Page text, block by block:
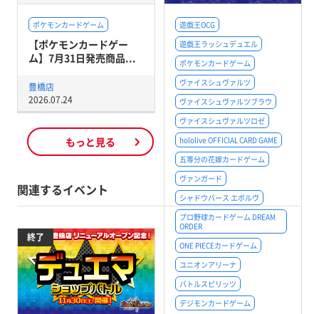
遊戯王OCG
遊戯王ラッシュデュエル
ポケモンカードゲーム
ヴァイスシュヴァルツ
ヴァイスシュヴァルツブラウ
ヴァイスシュヴァルツロゼ
hololive OFFICIAL CARD GAME
五等分の花嫁カードゲーム
ヴァンガード
シャドウバース エボルヴ
プロ野球カードゲーム DREAM
ORDER
ONE PIECEカードゲーム
ユニオンアリーナ
バトルスピリッツ
デジモンカードゲーム
ポケモンカードゲーム
【ポケモンカードゲー
ム】7月31日発売商品...
豊橋店
2026.07.24
もっと見る
関連するイベント
終了